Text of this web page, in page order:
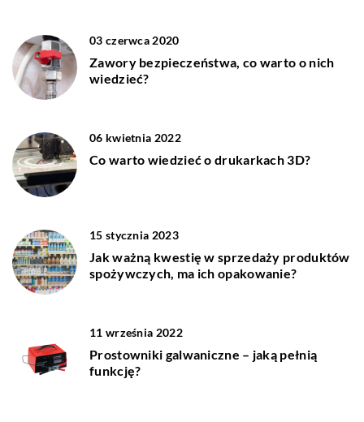
03 czerwca 2020
Zawory bezpieczeństwa, co warto o nich
wiedzieć?
06 kwietnia 2022
Co warto wiedzieć o drukarkach 3D?
15 stycznia 2023
Jak ważną kwestię w sprzedaży produktów
spożywczych, ma ich opakowanie?
11 września 2022
Prostowniki galwaniczne – jaką pełnią
funkcję?